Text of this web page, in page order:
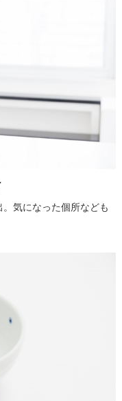
気になった個所なども